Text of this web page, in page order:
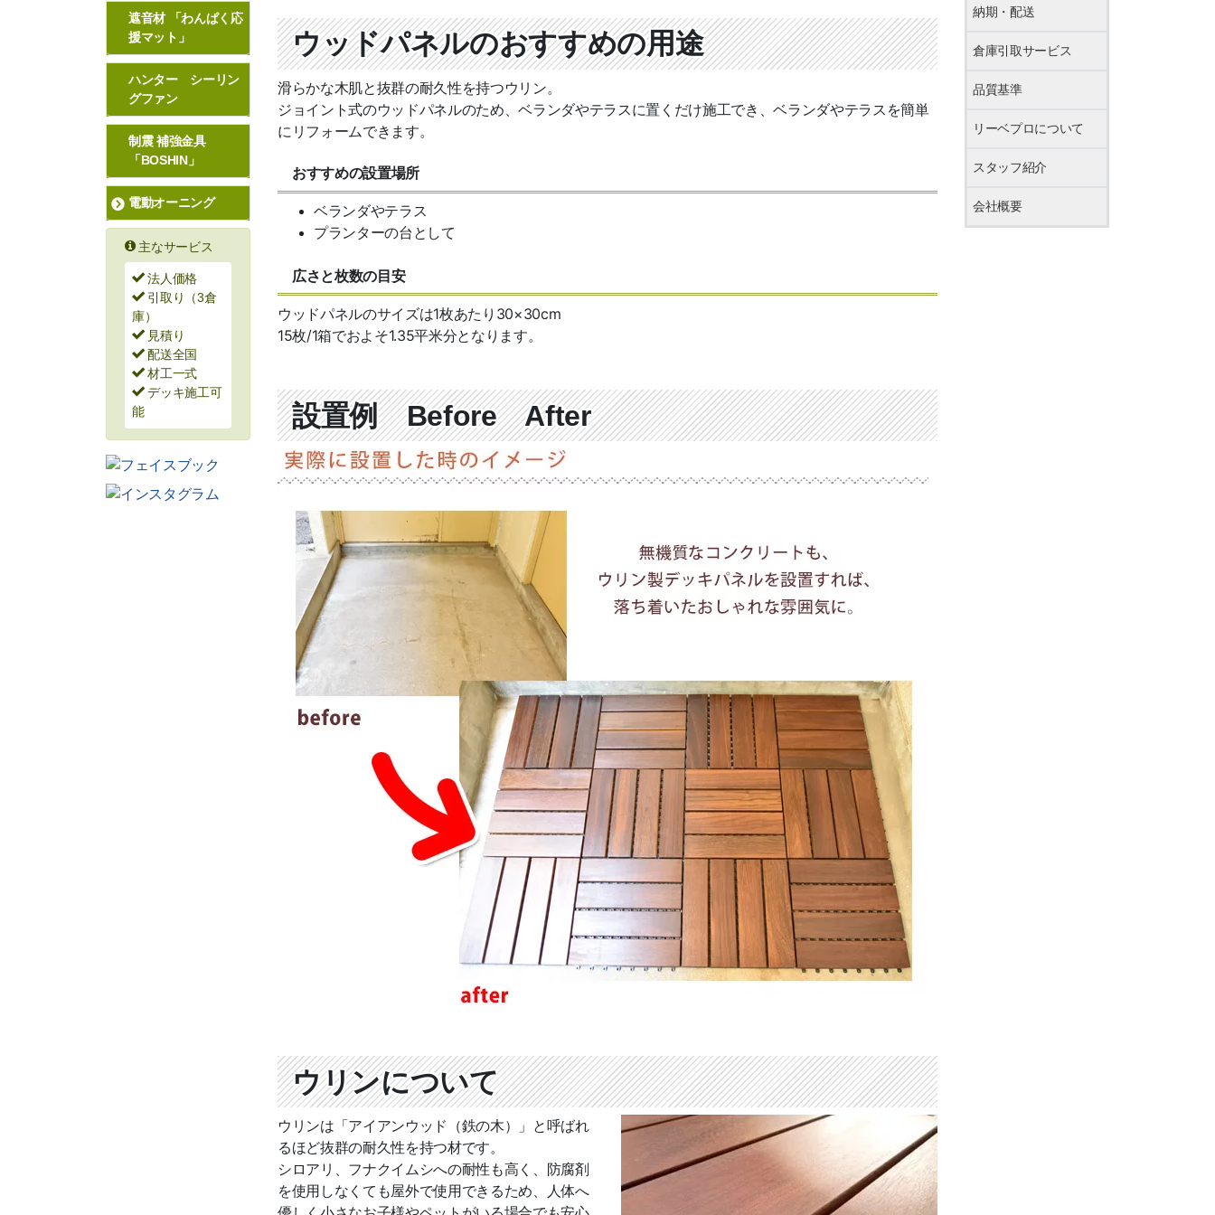
遮音材 「わんぱく応
援マット」
ハンター シーリン
グファン
制震 補強金具
「BOSHIN」
電動オーニング
主なサービス
法人価格
引取り（3倉
庫）
見積り
配送全国
材工一式
デッキ施工可
能
ウッドパネルのおすすめの用途
滑らかな木肌と抜群の耐久性を持つウリン。
ジョイント式のウッドパネルのため、ベランダやテラスに置くだけ施工でき、ベランダやテラスを簡単
にリフォームできます。
おすすめの設置場所
ベランダやテラス
プランターの台として
広さと枚数の目安
ウッドパネルのサイズは1枚あたり30×30cm
15枚/1箱でおよそ1.35平米分となります。
設置例 Before After
ウリンについて
ウリンは「アイアンウッド（鉄の木）」と呼ばれ
るほど抜群の耐久性を持つ材です。
シロアリ、フナクイムシへの耐性も高く、防腐剤
を使用しなくても屋外で使用できるため、人体へ
納期・配送
倉庫引取サービス
品質基準
リーベプロについて
スタッフ紹介
会社概要